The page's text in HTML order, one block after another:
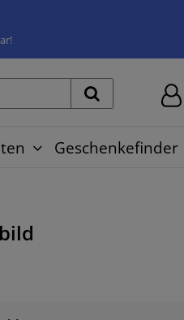
Geschenkefinder